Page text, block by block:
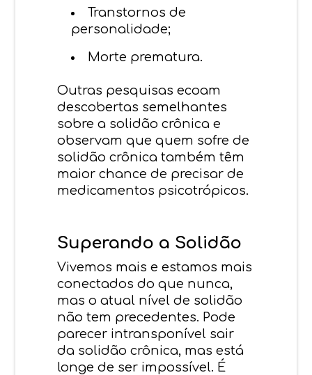
Transtornos de
personalidade;
Morte prematura.
Outras pesquisas ecoam
descobertas semelhantes
sobre a solidão crônica e
observam que quem sofre de
solidão crônica também têm
maior chance de precisar de
medicamentos psicotrópicos.
Superando a Solidão
Vivemos mais e estamos mais
conectados do que nunca,
mas o atual nível de solidão
não tem precedentes. Pode
parecer intransponível sair
da solidão crônica, mas está
longe de ser impossível. É